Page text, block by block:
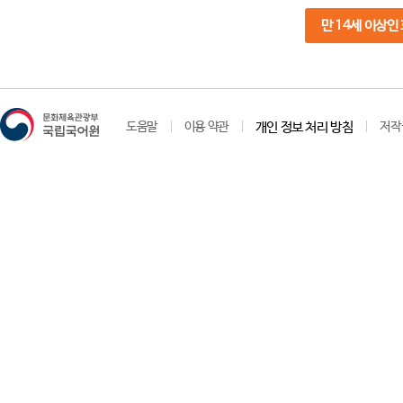
만 14세 이상인
도움말 이용 약관 개인 정보 처리 방침 저